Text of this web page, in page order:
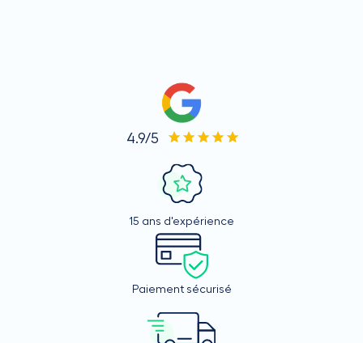
4.9/5
15 ans d'expérience
Paiement sécurisé